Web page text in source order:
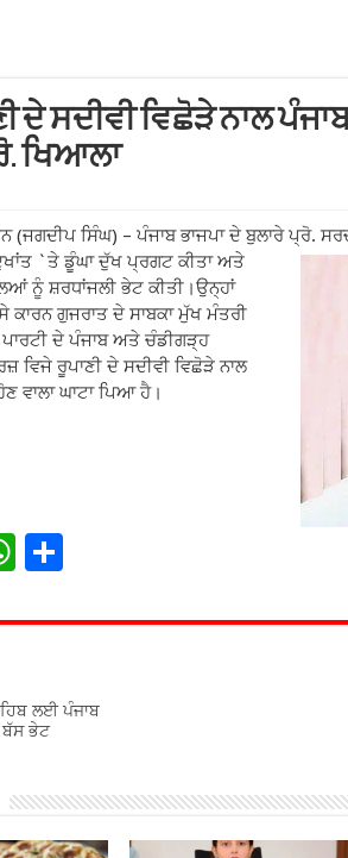
ਦੇ ਸਦੀਵੀ ਵਿਛੋੜੇ ਨਾਲ
ਖਿਆਲਾ
(ਜਗਦੀਪ ਸਿੰਘ) – ਪੰਜਾਬ ਭਾਜਪਾ ਦੇ ਬੁਲਾਰੇ ਪ੍ਰੋ.
`ਤੇ ਡੂੰਘਾ ਦੁੱਖ ਪ੍ਰਗਟ ਕੀਤਾ ਅਤੇ
ਨੂੰ ਸ਼ਰਧਾਂਜਲੀ ਭੇਟ ਕੀਤੀ।ਉਨ੍ਹਾਂ
ਕਾਰਨ ਗੁਜਰਾਤ ਦੇ ਸਾਬਕਾ ਮੁੱਖ ਮੰਤਰੀ
ਦੇ ਪੰਜਾਬ ਅਤੇ ਚੰਡੀਗੜ੍ਹ
ਵਿਜੇ ਰੂਪਾਣੀ ਦੇ ਸਦੀਵੀ ਵਿਛੋੜੇ ਨਾਲ
ਵਾਲਾ ਘਾਟਾ ਪਿਆ ਹੈ।
W
at
p
p
S
ar
ਲਈ ਪੰਜਾਬ
ਭੇਟ